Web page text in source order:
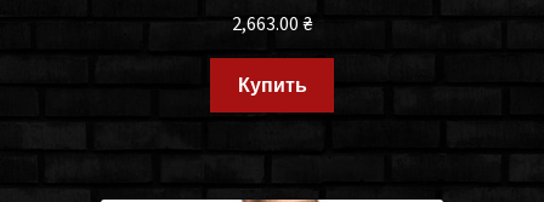
2,663.00₴
Купить